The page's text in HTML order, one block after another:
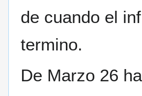
de cuando el
termino.
De Marzo 26